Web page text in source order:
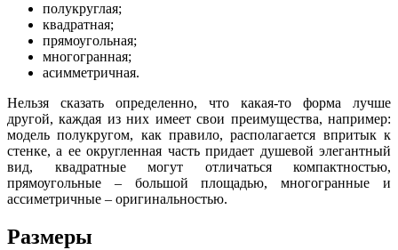
полукруглая;
квадратная;
прямоугольная;
многогранная;
асимметричная.
Нельзя сказать определенно, что какая-то форма лучше
другой, каждая из них имеет свои преимущества, например:
модель полукругом, как правило, располагается впритык к
стенке, а ее округленная часть придает душевой элегантный
вид, квадратные могут отличаться компактностью,
прямоугольные – большой площадью, многогранные и
ассиметричные – оригинальностью.
Размеры